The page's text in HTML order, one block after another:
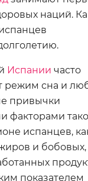
наций.
Испании часто
режим сна и
привычки
факторами
испанцев,
и
показателем